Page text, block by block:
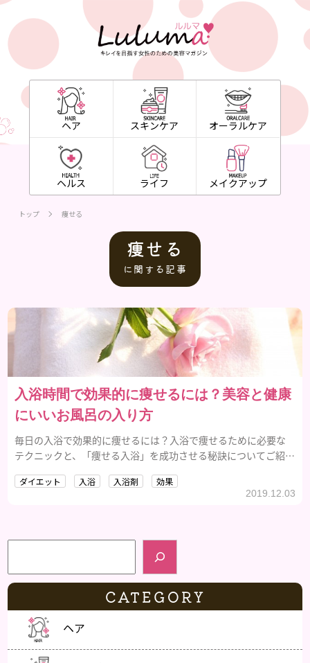
ヘア スキンケア オーラルケア
ヘルス ライフ メイクアップ
トップ 痩せる
痩せる
に関する記事
入浴時間で効果的に痩せるには？美容と健康
にいいお風呂の入り方
毎日の入浴で効果的に痩せるには？入浴で痩せるために必要な
テクニックと、「痩せる入浴」を成功させる秘訣についてご紹介
ダイエット 入浴 入浴剤 効果
2019.12.03
検索
CATEGORY
ヘア